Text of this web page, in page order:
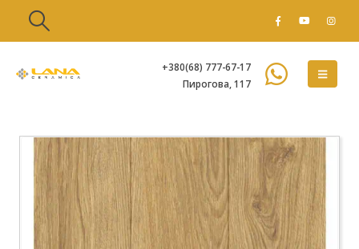
+380(68) 777-67-17
Пирогова, 117